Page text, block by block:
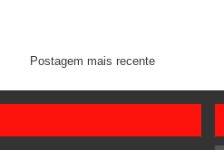
Postagem mais recente